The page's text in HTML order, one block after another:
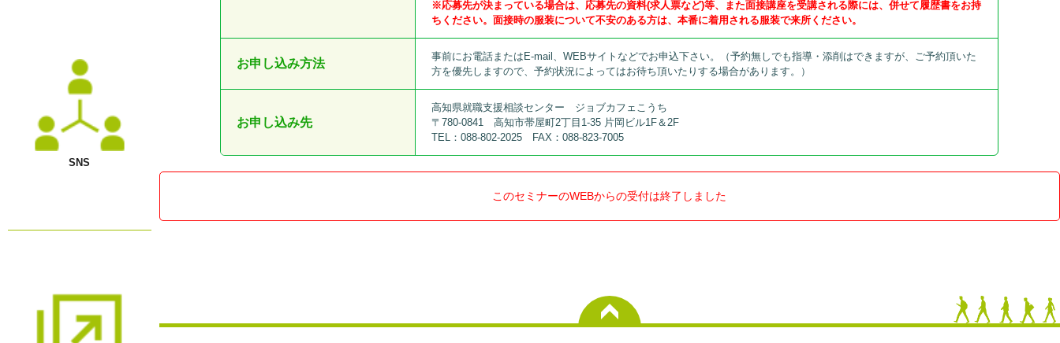
SNS
※応募先が決まっている場合は、応募先の資料(求人票など)等、また面接講座を受講される際には、併せて履歴書をお持
ちください。面接時の服装について不安のある方は、本番に着用される服装で来所ください。
お申し込み方法
事前にお電話またはE-mail、WEBサイトなどでお申込下さい。（予約無しでも指導・添削はできますが、ご予約頂いた
方を優先しますので、予約状況によってはお待ち頂いたりする場合があります。）
お申し込み先
高知県就職支援相談センター ジョブカフェこうち
〒780-0841 高知市帯屋町2丁目1-35 片岡ビル1F＆2F
TEL：088-802-2025 FAX：088-823-7005
このセミナーのWEBからの受付は終了しました